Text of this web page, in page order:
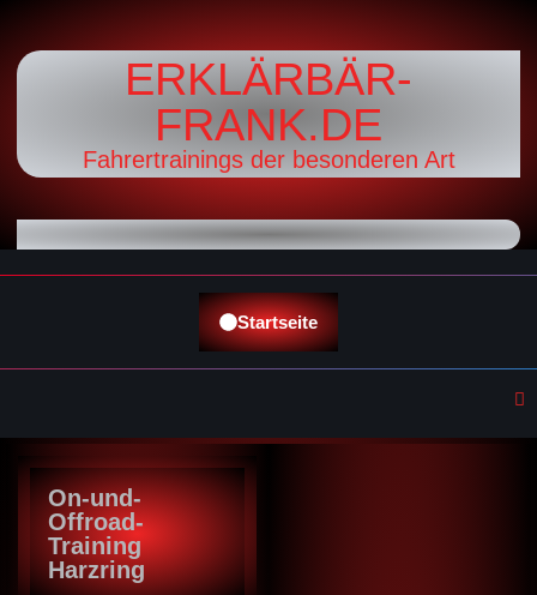
ERKLÄRBÄR-
FRANK.DE
Fahrertrainings der besonderen Art
Startseite
On-und-
Offroad-
Training
Harzring